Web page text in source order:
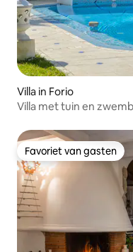
Villa in Forio
Villa met tuin en
Favoriet van gasten
Favoriet van gasten